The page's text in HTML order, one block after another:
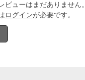
ビューはまだありません。
ログインが必要です。